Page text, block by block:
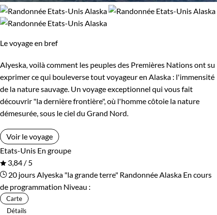
Le voyage en bref
Alyeska, voilà comment les peuples des Premières Nations ont su
exprimer ce qui bouleverse tout voyageur en Alaska : l'immensité
de la nature sauvage. Un voyage exceptionnel qui vous fait
découvrir "la dernière frontière", où l'homme côtoie la nature
démesurée, sous le ciel du Grand Nord.
Voir le voyage
Etats-Unis En groupe
3,84 / 5
20 jours Alyeska "la grande terre" Randonnée Alaska En cours
de programmation Niveau :
Carte
Détails